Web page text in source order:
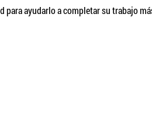
para ayudarlo a completar su trabajo